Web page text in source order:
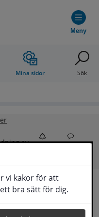
vi kakor för att
bra sätt för dig.
Meny
Mina sidor Sök
av
Dela Kontakt